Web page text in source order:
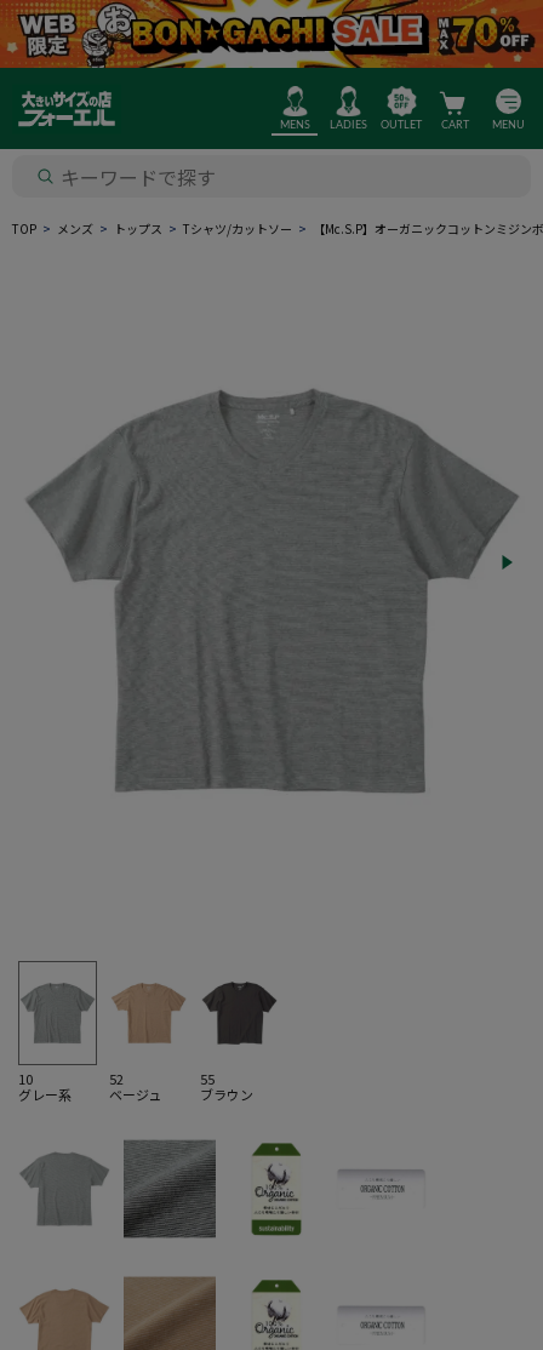
MENS LADIES OUTLET CART MENU
TOP メンズ トップス Tシャツ/カットソー 【Mc.S.P】オーガニックコットンミジ
10
グレー系
52
ベージュ
55
ブラウン